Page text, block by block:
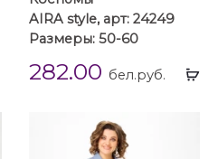
AIRA style, арт: 24249
Размеры: 50-60
282.00 бел.руб.